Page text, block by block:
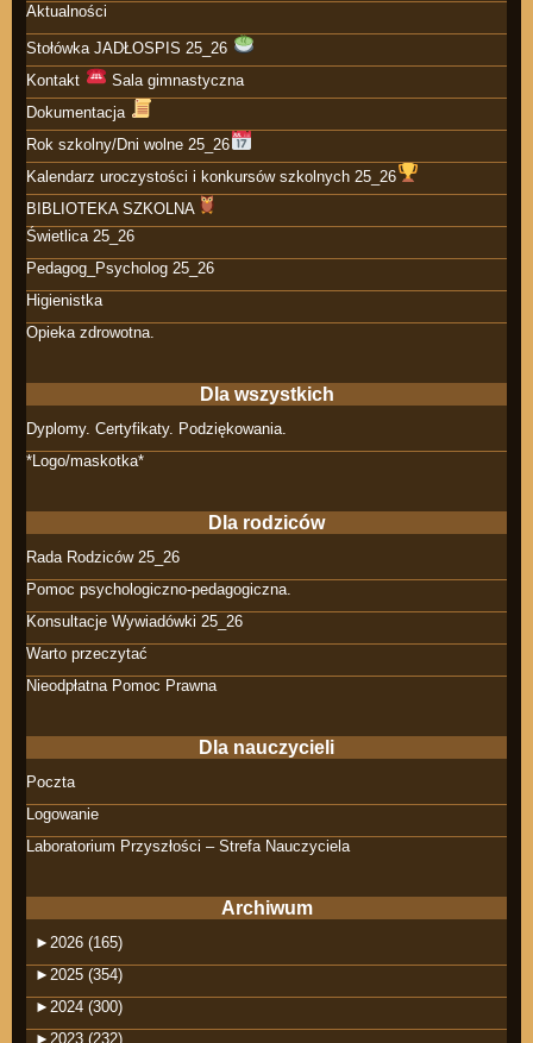
Aktualności
Stołówka JADŁOSPIS 25_26
Kontakt
Sala gimnastyczna
Dokumentacja
Rok szkolny/Dni wolne 25_26
Kalendarz uroczystości i konkursów szkolnych 25_26
BIBLIOTEKA SZKOLNA
Świetlica 25_26
Pedagog_Psycholog 25_26
Higienistka
Opieka zdrowotna.
Dla wszystkich
Dyplomy. Certyfikaty. Podziękowania.
*Logo/maskotka*
Dla rodziców
Rada Rodziców 25_26
Pomoc psychologiczno-pedagogiczna.
Konsultacje Wywiadówki 25_26
Warto przeczytać
Nieodpłatna Pomoc Prawna
Dla nauczycieli
Poczta
Logowanie
Laboratorium Przyszłości – Strefa Nauczyciela
Archiwum
► 2026 (165)
► 2025 (354)
► 2024 (300)
► 2023 (232)